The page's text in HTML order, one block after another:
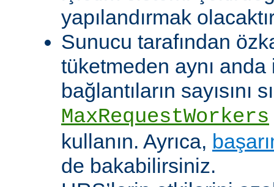
yapılandırmak
Sunucu tarafından
tüketmeden aynı
bağlantıların sayısını
MaxRequestWorkers
kullanın. Ayrıca,
de bakabilirsiniz.